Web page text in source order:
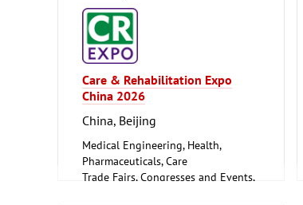
Care & Rehabilitation Expo
China 2026
China, Beijing
Medical Engineering, Health,
Pharmaceuticals, Care
Trade Fairs, Congresses and Events,